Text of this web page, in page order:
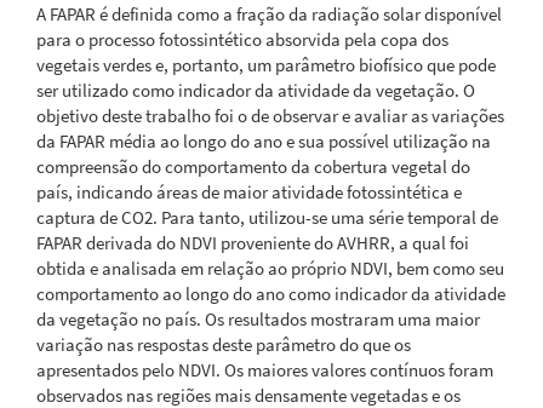
A FAPAR é definida como a fração da radiação solar disponível
para o processo fotossintético absorvida pela copa dos
vegetais verdes e, portanto, um parâmetro biofísico que pode
ser utilizado como indicador da atividade da vegetação. O
objetivo deste trabalho foi o de observar e avaliar as variações
da FAPAR média ao longo do ano e sua possível utilização na
compreensão do comportamento da cobertura vegetal do
país, indicando áreas de maior atividade fotossintética e
captura de CO2. Para tanto, utilizou-se uma série temporal de
FAPAR derivada do NDVI proveniente do AVHRR, a qual foi
obtida e analisada em relação ao próprio NDVI, bem como seu
comportamento ao longo do ano como indicador da atividade
da vegetação no país. Os resultados mostraram uma maior
variação nas respostas deste parâmetro do que os
apresentados pelo NDVI. Os maiores valores contínuos foram
observados nas regiões mais densamente vegetadas e os